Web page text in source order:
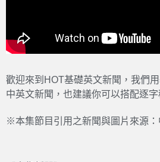
歡迎來到HOT基礎英文新聞，我們
中英文新聞，也建議你可以搭配逐
※本集節目引用之新聞與圖片來源